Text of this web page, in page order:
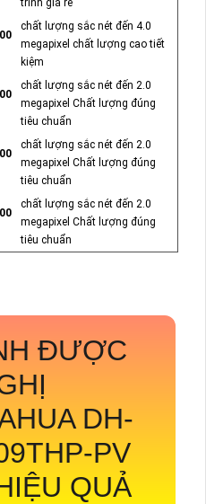
chất lượng sắc nét đến 4.0
megapixel chất lượng cao tiết
kiệm
chất lượng sắc nét đến 2.0
megapixel Chất lượng đúng
tiêu chuẩn
chất lượng sắc nét đến 2.0
megapixel Chất lượng đúng
tiêu chuẩn
chất lượng sắc nét đến 2.0
megapixel Chất lượng đúng
tiêu chuẩn
ĐƯỢC
DH-
PV
QUẢ